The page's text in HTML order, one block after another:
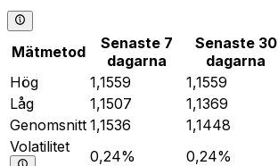
Mätmetod
Senaste 7
dagarna
Senaste 30
dagarna
Hög
1,1559 1,1559
Låg
1,1507 1,1369
Genomsnitt 1,1536 1,1448
Volatilitet
0,24% 0,24%